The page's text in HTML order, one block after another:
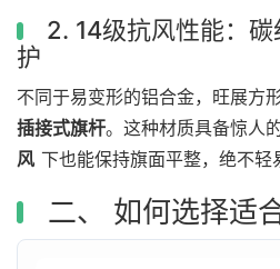
2. 14级抗风性能：
护
不同于易变形的铝合金，旺展方
插接式旗杆。这种材质具备惊人
风下也能保持旗面平整，绝不轻
二、 如何选择适